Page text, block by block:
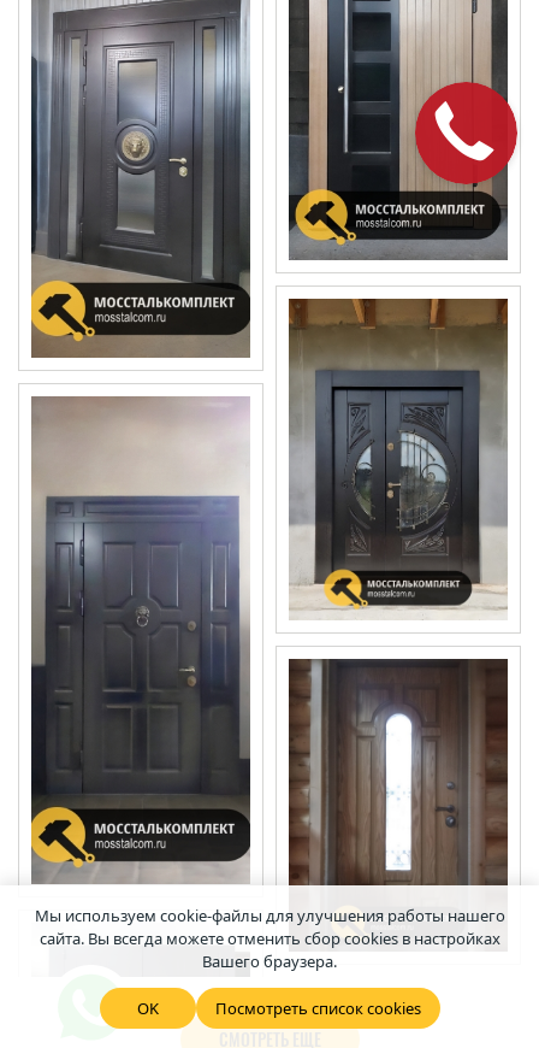
Мы используем cookie-файлы для улучшения работы нашего
сайта. Вы всегда можете отменить сбор cookies в настройках
Вашего браузера.
OK Посмотреть список cookies